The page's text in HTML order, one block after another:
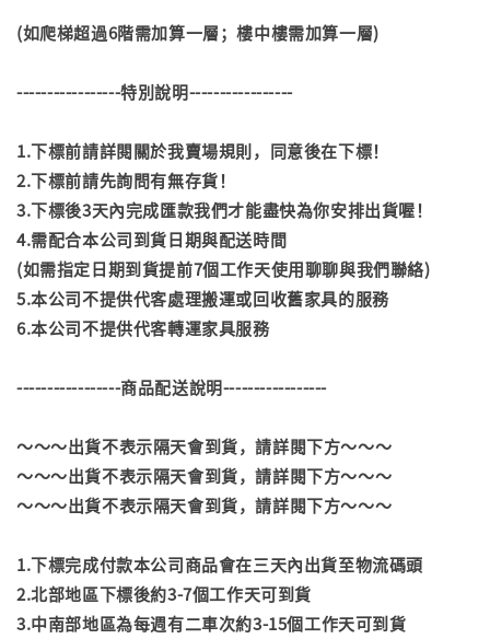
(如爬梯超過6階需加算一層；樓中樓需加算一層)
-----------------特別說明-----------------
1.下標前請詳閱關於我賣場規則，同意後在下標！
2.下標前請先詢問有無存貨！
3.下標後3天內完成匯款我們才能盡快為你安排出貨喔！
4.需配合本公司到貨日期與配送時間
(如需指定日期到貨提前7個工作天使用聊聊與我們聯絡)
5.本公司不提供代客處理搬運或回收舊家具的服務
6.本公司不提供代客轉運家具服務
-----------------商品配送說明-----------------
～～～出貨不表示隔天會到貨，請詳閱下方～～～
～～～出貨不表示隔天會到貨，請詳閱下方～～～
～～～出貨不表示隔天會到貨，請詳閱下方～～～
1.下標完成付款本公司商品會在三天內出貨至物流碼頭
2.北部地區下標後約3-7個工作天可到貨
3.中南部地區為每週有二車次約3-15個工作天可到貨